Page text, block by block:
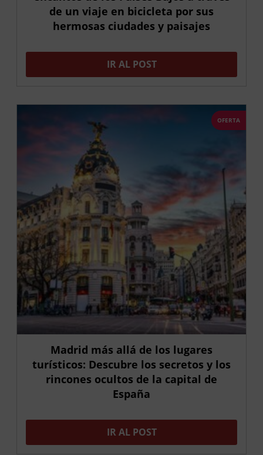
de un viaje en bicicleta por sus
hermosas ciudades y paisajes
IR AL POST
OFERTA
Madrid más allá de los lugares
turísticos: Descubre los secretos y los
rincones ocultos de la capital de
España
IR AL POST